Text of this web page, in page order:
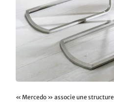
« Mercedo » associe une